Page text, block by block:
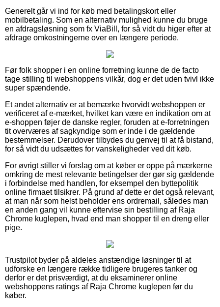
Generelt går vi ind for køb med betalingskort eller
mobilbetaling. Som en alternativ mulighed kunne du bruge
en afdragsløsning som fx ViaBill, for så vidt du higer efter at
afdrage omkostningerne over en længere periode.
Før folk shopper i en online forretning kunne de de facto
tage stilling til webshoppens vilkår, dog er det uden tvivl ikke
super spændende.
Et andet alternativ er at bemærke hvorvidt webshoppen er
verificeret af e-mærket, hvilket kan være en indikation om at
e-shoppen føjer de danske regler, foruden at e-forretningen
tit overværes af sagkyndige som er inde i de gældende
bestemmelser. Derudover tilbydes du genvej til at få bistand,
for så vidt du udsættes for vanskeligheder ved dit køb.
For øvrigt stiller vi forslag om at køber er oppe på mærkerne
omkring de mest relevante betingelser der gør sig gældende
i forbindelse med handlen, for eksempel den byttepolitik
online firmaet tilsikrer. På grund af dette er det også relevant,
at man når som helst beholder ens ordremail, således man
en anden gang vil kunne eftervise sin bestilling af Raja
Chrome kuglepen, hvad end man shopper til en dreng eller
pige.
Trustpilot byder på aldeles anstændige løsninger til at
udforske en længere række tidligere brugeres tanker og
derfor er det prisværdigt, at du eksaminerer online
webshoppens ratings af Raja Chrome kuglepen før du
køber.